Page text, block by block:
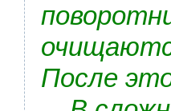
После